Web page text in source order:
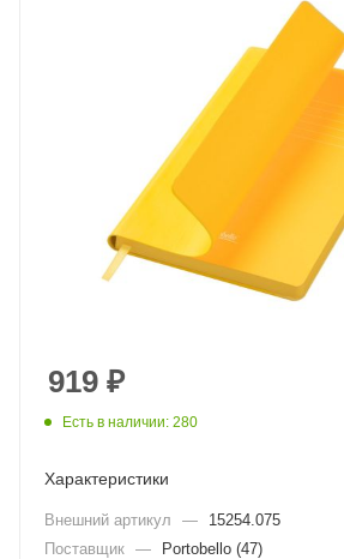
919 ₽
Есть в наличии: 280
Характеристики
Внешний артикул —
15254.075
Поставщик —
Portobello (47)